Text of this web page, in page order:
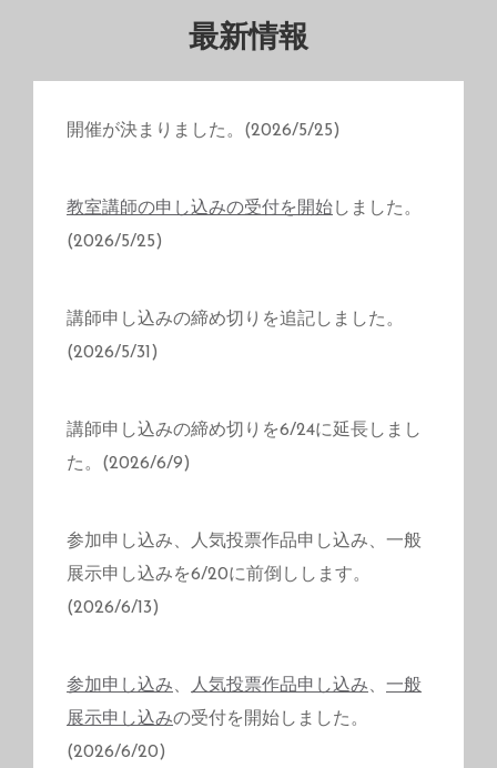
最新情報
開催が決まりました。(2026/5/25)
教室講師の申し込みの受付を開始しました。
(2026/5/25)
講師申し込みの締め切りを追記しました。
(2026/5/31)
講師申し込みの締め切りを6/24に延長しまし
た。(2026/6/9)
参加申し込み、人気投票作品申し込み、一般
展示申し込みを6/20に前倒しします。
(2026/6/13)
参加申し込み、 人気投票作品申し込み、 一般
展示申し込みの受付を開始しました。
(2026/6/20)